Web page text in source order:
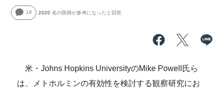
18 2020 名の医師が参考になったと回答
米・Johns Hopkins UniversityのMike Powell氏ら
は、メトホルミンの有効性を検討する観察研究にお